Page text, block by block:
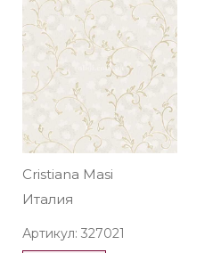
Cristiana Masi
Италия
Артикул: 327021